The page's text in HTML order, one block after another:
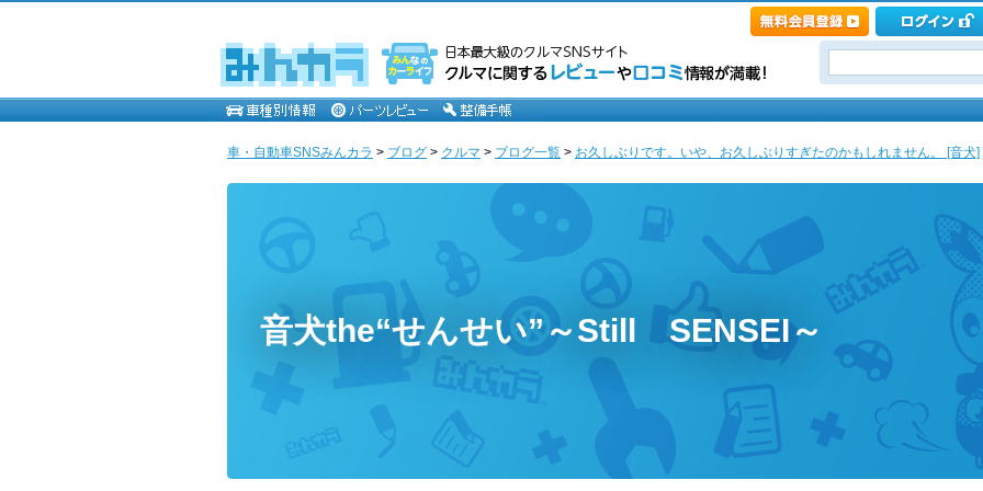
車・自動車SNSみんカラ > ブログ > クルマ > ブログ一覧 > お久しぶりです。いや、お久しぶりすぎたのかもしれません。 [音犬]
音犬the“せんせい”～Still SENSEI～